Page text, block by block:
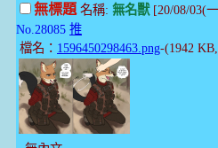
無標題名稱: 無名獸[20/08/03(
No.28085 推
檔名： 1596450298463.png-(1942